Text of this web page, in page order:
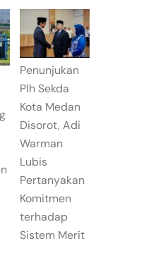
Penunjukan
Plh Sekda
Kota Medan
Disorot, Adi
Warman
Lubis
Pertanyakan
Komitmen
terhadap
Sistem Merit